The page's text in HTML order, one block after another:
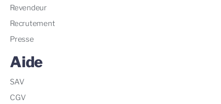
Revendeur
Recrutement
Presse
Aide
SAV
CGV